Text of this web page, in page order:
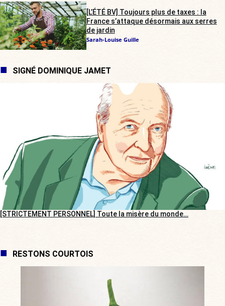
[L’ÉTÉ BV] Toujours plus de taxes : la
France s’attaque désormais aux serres
de jardin
Sarah-Louise Guille
SIGNÉ DOMINIQUE JAMET
[STRICTEMENT PERSONNEL] Toute la misère du monde…
RESTONS COURTOIS